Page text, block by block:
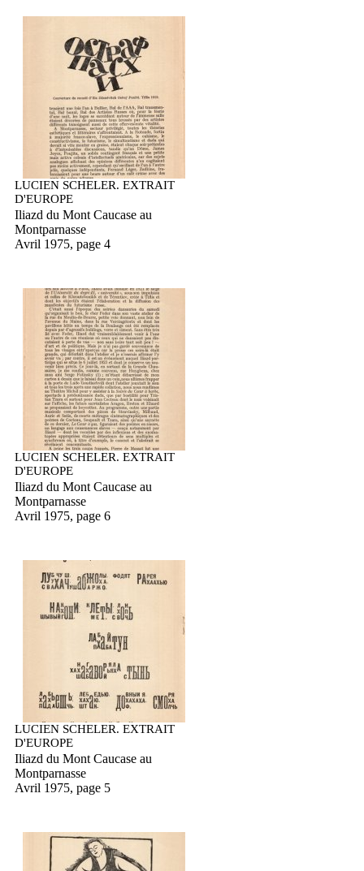
LUCIEN SCHELER. EXTRAIT
D'EUROPE
Iliazd du Mont Caucase au
Montparnasse
Avril 1975, page 4
LUCIEN SCHELER. EXTRAIT
D'EUROPE
Iliazd du Mont Caucase au
Montparnasse
Avril 1975, page 6
LUCIEN SCHELER. EXTRAIT
D'EUROPE
Iliazd du Mont Caucase au
Montparnasse
Avril 1975, page 5